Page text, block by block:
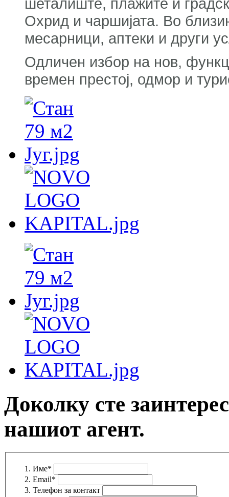
Охрид и чаршијата. Во
месарници, аптеки и други
Одличен избор на нов,
времен престој, одмор и
Доколку сте
нашиот агент.
Име*
Email*
Телефон за контакт